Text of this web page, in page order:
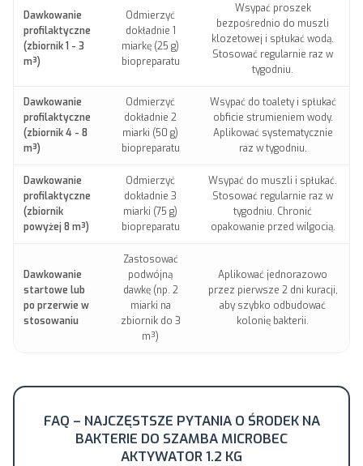
Dawkowanie
profilaktyczne
(zbiornik 1 - 3
m³)
Odmierzyć
dokładnie 1
miarkę (25 g)
biopreparatu
Wsypać proszek
bezpośrednio do muszli
klozetowej i spłukać wodą.
Stosować regularnie raz w
tygodniu.
Dawkowanie
profilaktyczne
(zbiornik 4 - 8
m³)
Odmierzyć
dokładnie 2
miarki (50 g)
biopreparatu
Wsypać do toalety i spłukać
obficie strumieniem wody.
Aplikować systematycznie
raz w tygodniu.
Dawkowanie
profilaktyczne
(zbiornik
powyżej 8 m³)
Odmierzyć
dokładnie 3
miarki (75 g)
biopreparatu
Wsypać do muszli i spłukać.
Stosować regularnie raz w
tygodniu. Chronić
opakowanie przed wilgocią.
Dawkowanie
startowe lub
po przerwie w
stosowaniu
Zastosować
podwójną
dawkę (np. 2
miarki na
zbiornik do 3
m³)
Aplikować jednorazowo
przez pierwsze 2 dni kuracji,
aby szybko odbudować
kolonię bakterii.
FAQ – NAJCZĘSTSZE PYTANIA O ŚRODEK NA
BAKTERIE DO SZAMBA MICROBEC
AKTYWATOR 1.2 KG